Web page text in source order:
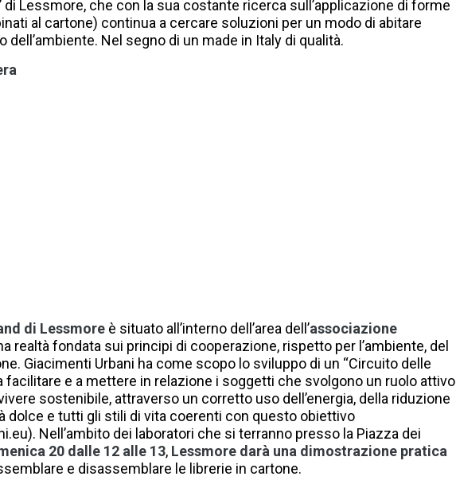
di Lessmore, che con la sua costante ricerca sull’applicazione di forme
al cartone) continua a cercare soluzioni per un modo di abitare
Nel segno di un made in Italy di qualità.
di Lessmore è situato all’interno dell’area dell’associazione
realtà fondata sui principi di cooperazione, rispetto per l’ambiente, del
Giacimenti Urbani ha come scopo lo sviluppo di un “Circuito delle
facilitare e a mettere in relazione i soggetti che svolgono un ruolo attivo
sostenibile, attraverso un corretto uso dell’energia, della riduzione
dolce e tutti gli stili di vita coerenti con questo obiettivo
Nell’ambito dei laboratori che si terranno presso la Piazza dei
20 dalle 12 alle 13, Lessmore darà una dimostrazione pratica
e disassemblare le librerie in cartone.